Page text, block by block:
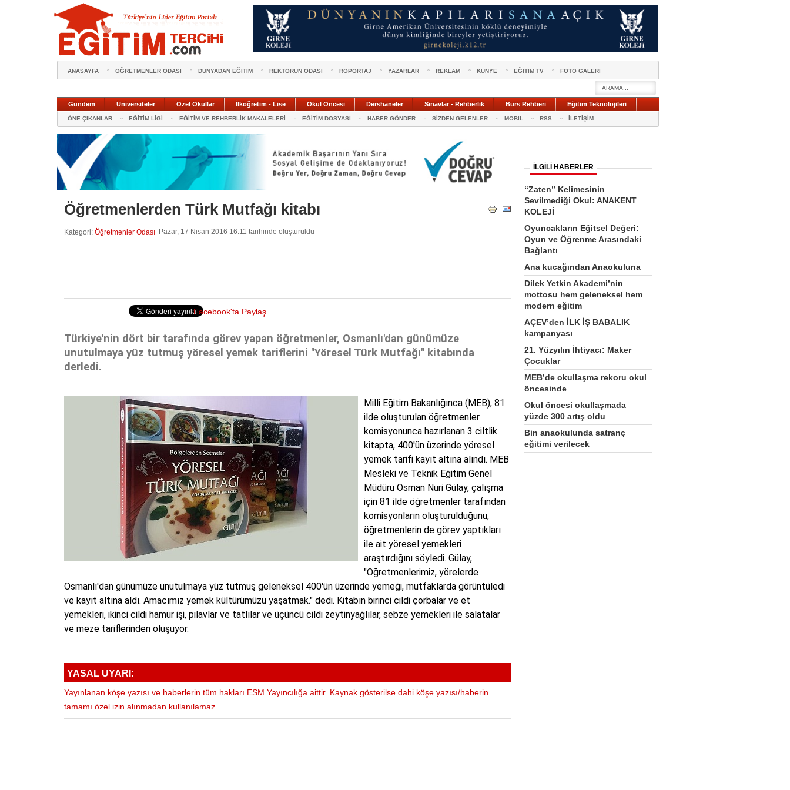
ANASAYFA ÖĞRETMENLER ODASI DÜNYADAN EĞİTİM REKTÖRÜN ODASI RÖPORTAJ YAZARLAR REKLAM KÜNYE EĞİTİM TV FOTO GALERİ
Gündem Üniversiteler Özel Okullar İlköğretim - Lise Okul Öncesi Dershaneler Sınavlar - Rehberlik Burs Rehberi Eğitim Teknolojileri
ÖNE ÇIKANLAR EĞİTİM LİGİ EĞİTİM VE REHBERLİK MAKALELERİ EĞİTİM DOSYASI HABER GÖNDER SİZDEN GELENLER MOBIL RSS İLETİŞİM
Öğretmenlerden Türk Mutfağı kitabı
Kategori: Öğretmenler Odası Pazar, 17 Nisan 2016 16:11 tarihinde oluşturuldu
Facebook'ta Paylaş
Türkiye'nin dört bir tarafında görev yapan öğretmenler, Osmanlı'dan günümüze
unutulmaya yüz tutmuş yöresel yemek tariflerini "Yöresel Türk Mutfağı" kitabında
derledi.
Milli Eğitim Bakanlığınca (MEB), 81
ilde oluşturulan öğretmenler
komisyonunca hazırlanan 3 ciltlik
kitapta, 400'ün üzerinde yöresel
yemek tarifi kayıt altına alındı. MEB
Mesleki ve Teknik Eğitim Genel
Müdürü Osman Nuri Gülay, çalışma
için 81 ilde öğretmenler tarafından
komisyonların oluşturulduğunu,
öğretmenlerin de görev yaptıkları
ile ait yöresel yemekleri
araştırdığını söyledi. Gülay,
"Öğretmenlerimiz, yörelerde
Osmanlı'dan günümüze unutulmaya yüz tutmuş geleneksel 400'ün üzerinde yemeği, mutfaklarda görüntüledi
ve kayıt altına aldı. Amacımız yemek kültürümüzü yaşatmak." dedi. Kitabın birinci cildi çorbalar ve et
yemekleri, ikinci cildi hamur işi, pilavlar ve tatlılar ve üçüncü cildi zeytinyağlılar, sebze yemekleri ile salatalar
ve meze tariflerinden oluşuyor.
YASAL UYARI:
Yayınlanan köşe yazısı ve haberlerin tüm hakları ESM Yayıncılığa aittir. Kaynak gösterilse dahi köşe yazısı/haberin
tamamı özel izin alınmadan kullanılamaz.
İLGİLİ HABERLER
“Zaten” Kelimesinin
Sevilmediği Okul: ANAKENT
KOLEJİ
Oyuncakların Eğitsel Değeri:
Oyun ve Öğrenme Arasındaki
Bağlantı
Ana kucağından Anaokuluna
Dilek Yetkin Akademi’nin
mottosu hem geleneksel hem
modern eğitim
AÇEV’den İLK İŞ BABALIK
kampanyası
21. Yüzyılın İhtiyacı: Maker
Çocuklar
MEB’de okullaşma rekoru okul
öncesinde
Okul öncesi okullaşmada
yüzde 300 artış oldu
Bin anaokulunda satranç
eğitimi verilecek